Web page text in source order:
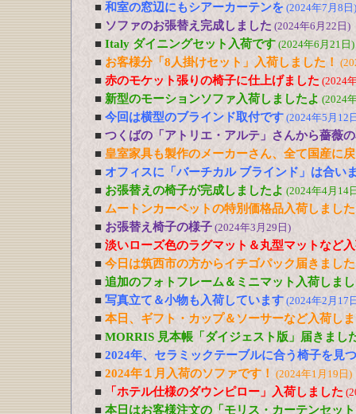
■ 和室の窓辺にもシアーカーテンを (2024年7月8日)
■ ソファのお張替え完成しました (2024年6月22日)
■ Italy ダイニングセット入荷です (2024年6月21日)
■ お客様分「8人掛けセット」入荷しました！
■ 赤のモケット張りの椅子に仕上げました (2024
■ 新型のモーションソファ入荷しましたよ (2024
■ 今回は横型のブラインド取付です (2024年5月12
■ つくばの「アトリエ・アルテ」さんから薔薇
■ 皇室家具も製作のメーカーさん、全て国産に
■ オフィスに「バーチカル ブラインド」は合い
■ お張替えの椅子が完成しましたよ (2024年4月14
■ ムートンカーペットの特別価格品入荷しました
■ お張替え椅子の様子 (2024年3月29日)
■ 淡いローズ色のラグマット＆丸型マットなど
■ 今日は筑西市の方からイチゴパック届きました
■ 追加のフォトフレーム＆ミニマット入荷しま
■ 写真立て＆小物も入荷しています (2024年2月17
■ 本日、ギフト・カップ＆ソーサーなど入荷し
■ MORRIS 見本帳「ダイジェスト版」届きまし
■ 2024年、セラミックテーブルに合う椅子を見
■ 2024年１月入荷のソファです！ (2024年1月19日)
■ 「ホテル仕様のダウンピロー」入荷しました
■ 本日はお客様注文の「モリス・カーテンセッ